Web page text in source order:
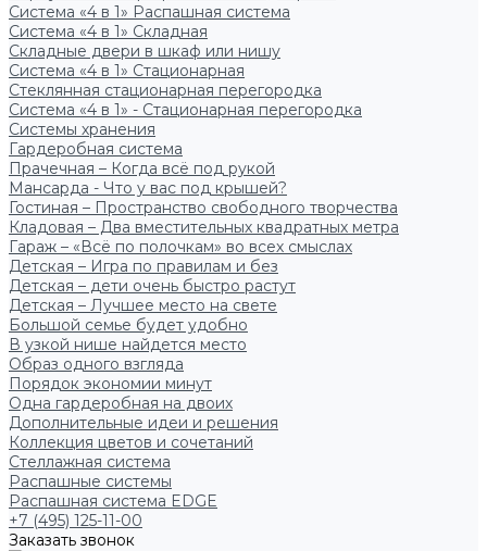
Система «4 в 1» Распашная система
Система «4 в 1» Складная
Складные двери в шкаф или нишу
Система «4 в 1» Стационарная
Стеклянная стационарная перегородка
Система «4 в 1» - Стационарная перегородка
Системы хранения
Гардеробная система
Прачечная – Когда всё под рукой
Мансарда - Что у вас под крышей?
Гостиная – Пространство свободного творчества
Кладовая – Два вместительных квадратных метра
Гараж – «Всё по полочкам» во всех смыслах
Детская – Игра по правилам и без
Детская – дети очень быстро растут
Детская – Лучшее место на свете
Большой семье будет удобно
В узкой нише найдется место
Образ одного взгляда
Порядок экономии минут
Одна гардеробная на двоих
Дополнительные идеи и решения
Коллекция цветов и сочетаний
Стеллажная система
Распашные системы
Распашная система EDGE
+7 (495) 125-11-00
Заказать звонок